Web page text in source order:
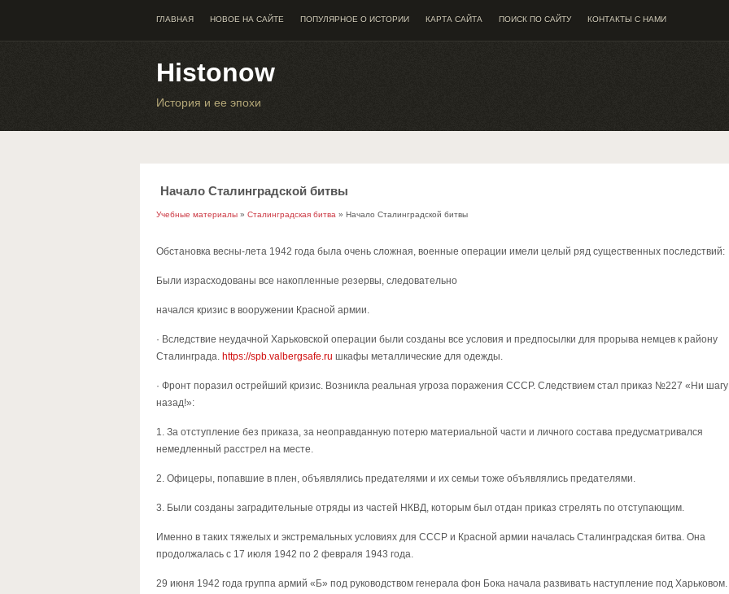
ГЛАВНАЯ НОВОЕ НА САЙТЕ ПОПУЛЯРНОЕ О ИСТОРИИ КАРТА САЙТА ПОИСК ПО САЙТУ КОНТАКТЫ С НАМИ
Histonow
История и ее эпохи
Начало Сталинградской битвы
Учебные материалы » Сталинградская битва » Начало Сталинградской битвы
Обстановка весны-лета 1942 года была очень сложная, военные операции имели целый ряд существенных последствий:
Были израсходованы все накопленные резервы, следовательно
начался кризис в вооружении Красной армии.
· Вследствие неудачной Харьковской операции были созданы все условия и предпосылки для прорыва немцев к району
Сталинграда. https://spb.valbergsafe.ru шкафы металлические для одежды.
· Фронт поразил острейший кризис. Возникла реальная угроза поражения СССР. Следствием стал приказ №227 «Ни шагу
назад!»:
1. За отступление без приказа, за неоправданную потерю материальной части и личного состава предусматривался
немедленный расстрел на месте.
2. Офицеры, попавшие в плен, объявлялись предателями и их семьи тоже объявлялись предателями.
3. Были созданы заградительные отряды из частей НКВД, которым был отдан приказ стрелять по отступающим.
Именно в таких тяжелых и экстремальных условиях для СССР и Красной армии началась Сталинградская битва. Она
продолжалась с 17 июля 1942 по 2 февраля 1943 года.
29 июня 1942 года группа армий «Б» под руководством генерала фон Бока начала развивать наступление под Харьковом.